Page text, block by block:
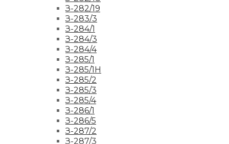
З-282/19
З-283/3
З-284/1
З-284/3
З-284/4
З-285/1
З-285/1Н
З-285/2
З-285/3
З-285/4
З-286/1
З-286/5
З-287/2
З-287/3